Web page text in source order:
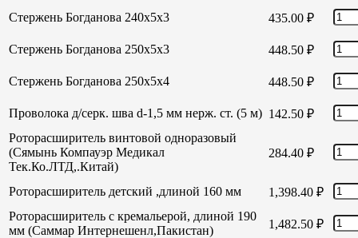
Стержень Богданова 240х5х3 435.00 ₽
Стержень Богданова 250х5х3 448.50 ₽
Стержень Богданова 250х5х4 448.50 ₽
Проволока д/серк. шва d-1,5 мм нерж. ст. (5 м) 142.50 ₽
Роторасширитель винтовой одноразовый
(Сямынь Компауэр Медикал
Тек.Ко.ЛТД,.Китай)
284.40 ₽
Роторасширитель детский ,длиной 160 мм 1,398.40 ₽
Роторасширитель с кремальерой, длиной 190
мм (Саммар Интернешенл,Пакистан)
1,482.50 ₽